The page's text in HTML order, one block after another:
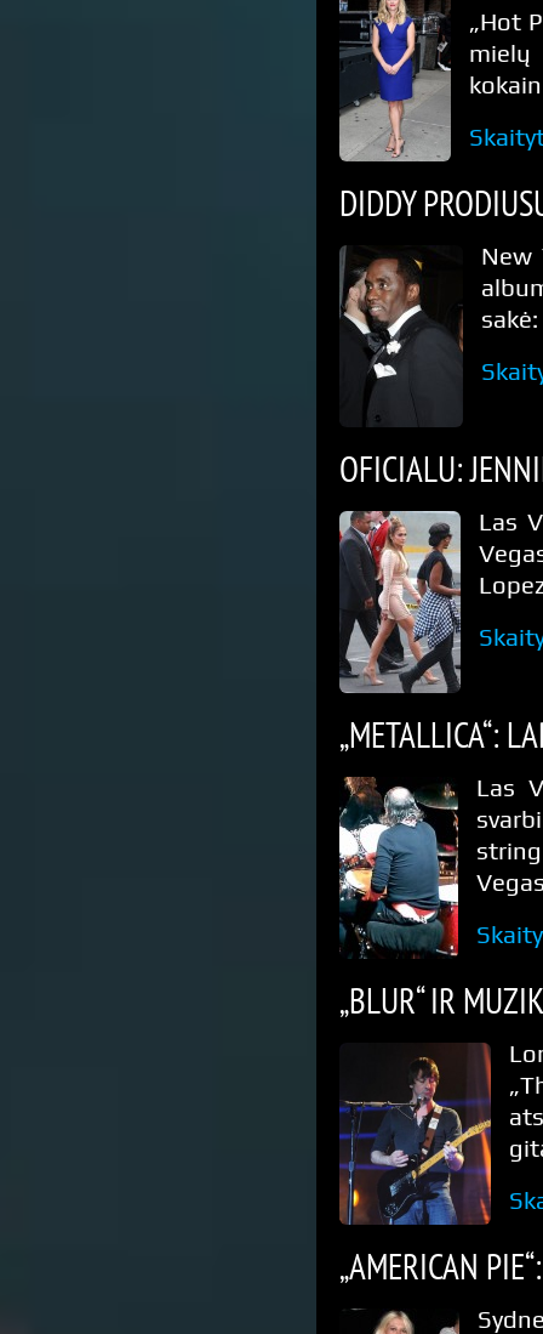
„Hot
DIDDY
New
OFICIALU:
Las
„METALLICA“:
Las
„BLUR“ IR
„AMERICAN